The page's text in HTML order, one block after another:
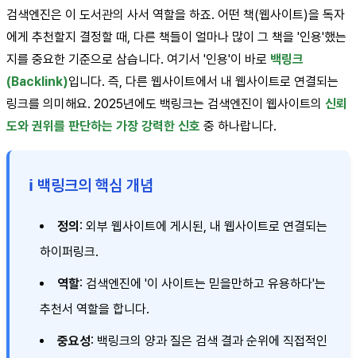
검색엔진은 이 도서관의 사서 역할을 하죠. 어떤 책(웹사이트)을 독자
에게 추천할지 결정할 때, 다른 책들이 얼마나 많이 그 책을 '인용'했는
지를 중요한 기준으로 삼습니다. 여기서 '인용'이 바로 백링크
(Backlink)입니다. 즉, 다른 웹사이트에서 내 웹사이트로 연결되는
링크를 의미해요. 2025년에도 백링크는 검색엔진이 웹사이트의 신뢰
도와 권위를 판단하는 가장 강력한 신호 중 하나랍니다.
ℹ️ 백링크의 핵심 개념
정의 : 외부 웹사이트에 게시된, 내 웹사이트로 연결되는
하이퍼링크.
역할: 검색엔진에 '이 사이트는 믿을만하고 유용하다'는
추천서 역할을 합니다.
중요성: 백링크의 양과 질은 검색 결과 순위에 직접적인